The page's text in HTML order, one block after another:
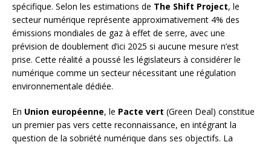
spécifique. Selon les estimations de The Shift Project, le
secteur numérique représente approximativement 4% des
émissions mondiales de gaz à effet de serre, avec une
prévision de doublement d’ici 2025 si aucune mesure n’est
prise. Cette réalité a poussé les législateurs à considérer le
numérique comme un secteur nécessitant une régulation
environnementale dédiée.
En Union européenne, le Pacte vert (Green Deal) constitue
un premier pas vers cette reconnaissance, en intégrant la
question de la sobriété numérique dans ses objectifs. La